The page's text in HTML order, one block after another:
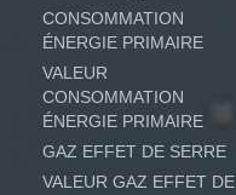
CONSOMMATION
ÉNERGIE PRIMAIRE
VALEUR
CONSOMMATION
ÉNERGIE PRIMAIRE
GAZ EFFET DE SERRE
VALEUR GAZ EFFET DE